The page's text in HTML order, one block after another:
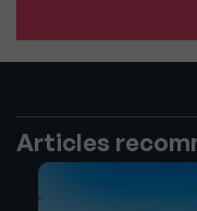
Articles